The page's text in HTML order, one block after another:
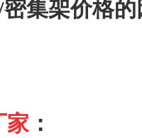
集架价格
家：